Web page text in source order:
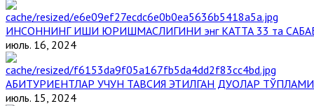
ИНСОННИНГ ИШИ ЮРИШМАСЛИГИНИ энг КАТТА 33 та
июль. 16, 2024
АБИТУРИЕНТЛАР УЧУН ТАВСИЯ ЭТИЛГАН ДУОЛАР ТЎПЛАМИ
июль. 15, 2024